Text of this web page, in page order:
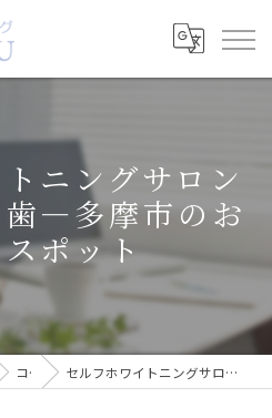
ニングサロン
―多摩市のお
ポット
コラム セルフホワイトニングサロンで叶える白い歯―多摩市のおすすめスポット